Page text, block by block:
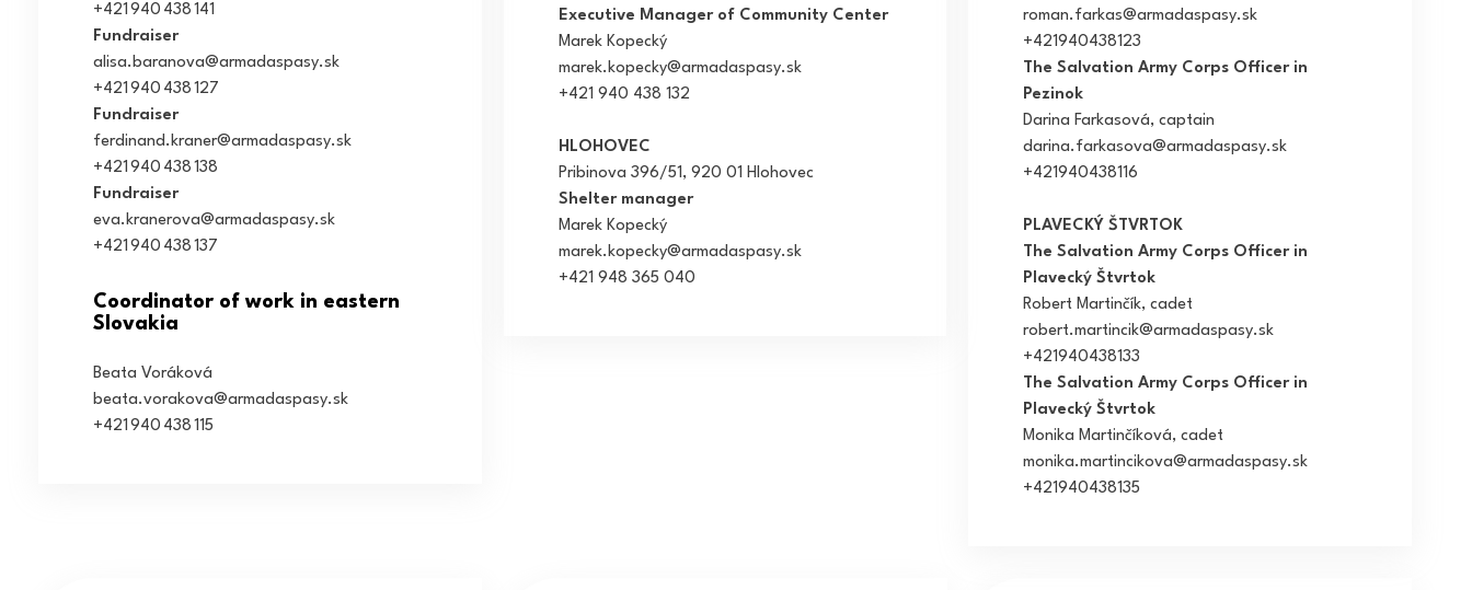
+421 940 438 141
Fundraiser
alisa.baranova@armadaspasy.sk
+421 940 438 127
Fundraiser
ferdinand.kraner@armadaspasy.sk
+421 940 438 138
Fundraiser
eva.kranerova@armadaspasy.sk
+421 940 438 137
Coordinator of work in eastern
Slovakia
Beata Voráková
beata.vorakova@armadaspasy.sk
+421 940 438 115
Executive Manager of Community Center
Marek Kopecký
marek.kopecky@armadaspasy.sk
+421 940 438 132
HLOHOVEC
Pribinova 396/51, 920 01 Hlohovec
Shelter manager
Marek Kopecký
marek.kopecky@armadaspasy.sk
+421 948 365 040
roman.farkas@armadaspasy.sk
+421940438123
The Salvation Army Corps Officer in
Pezinok
Darina Farkasová, captain
darina.farkasova@armadaspasy.sk
+421940438116
PLAVECKÝ ŠTVRTOK
The Salvation Army Corps Officer in
Plavecký Štvrtok
Robert Martinčík, cadet
robert.martincik@armadaspasy.sk
+421940438133
The Salvation Army Corps Officer in
Plavecký Štvrtok
Monika Martinčíková, cadet
monika.martincikova@armadaspasy.sk
+421940438135